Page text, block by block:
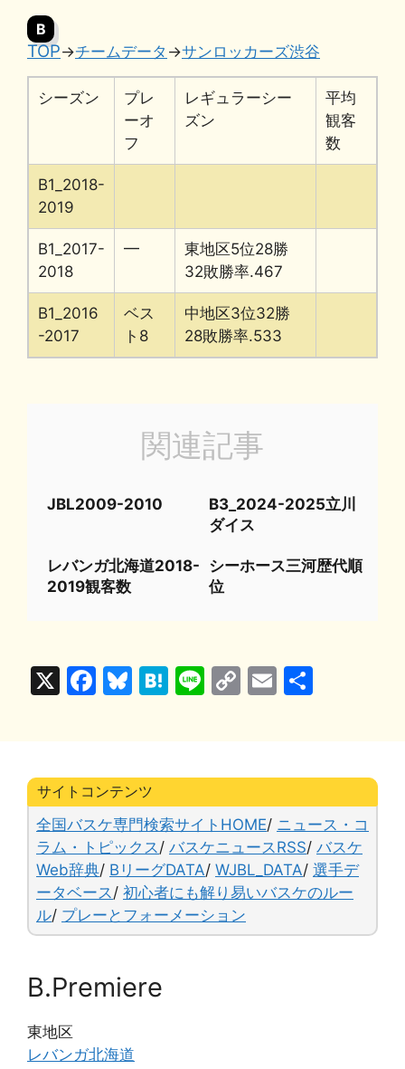
e
b
o
k
e
s
k
y
e
n
e
p
y
Li
k
ai
l
B
TOP→チームデータ →サンロッカーズ渋谷
シーズン
プレ
ーオ
フ
レギュラーシー
ズン
平均
観客
数
B1_2018-
2019
B1_2017-
2018
━
東地区5位28勝
32敗勝率.467
B1_2016
-2017
ベス
ト8
中地区3位32勝
28敗勝率.533
関連記事
JBL2009-2010
B3_2024-2025立川
ダイス
レバンガ北海道2018-
2019観客数
シーホース三河歴代順
位
X
F
b
o
o
k
Bl
k
y
H
Li C
n
k
E
サイトコンテンツ
全国バスケ専門検索サイトHOME/ ニュース・コ
ラム・トピックス / バスケニュースRSS/ バスケ
Web辞典/ BリーグDATA/ WJBL_DATA/ 選手デ
ータベース / 初心者にも解り易いバスケのルー
ル/ プレーとフォーメーション
B.Premiere
東地区
レバンガ北海道